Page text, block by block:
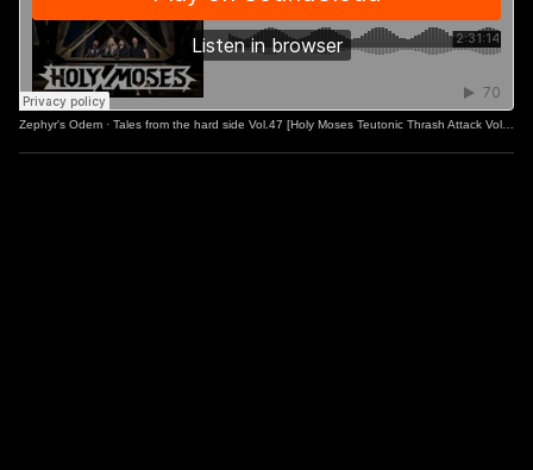
Zephyr's Odem · Tales from the hard side Vol.47 [Holy Moses Teutonic Thrash Attack Vol.2]